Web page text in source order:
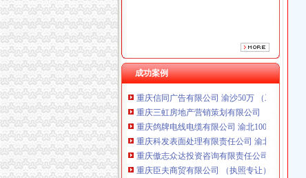
成功案例
重庆海谛升进出口贸易有限公司 渝北100万 （
重庆奕欣锦诚商贸有限公司 渝九50万 （工商注
重庆信同广告有限公司 渝沙50万 （工商注册）
重庆三虹房地产营销策划有限公司
重庆鸽牌电线电缆有限公司 渝北10010万 (进出
重庆科发表面处理有限责任公司 渝北800万 （
重庆傲志众达投资咨询有限责任公司 渝九
重庆臣夫商贸有限公司 （执照专让）
重庆卿倾商贸有限责任公司 渝江100万 （工商